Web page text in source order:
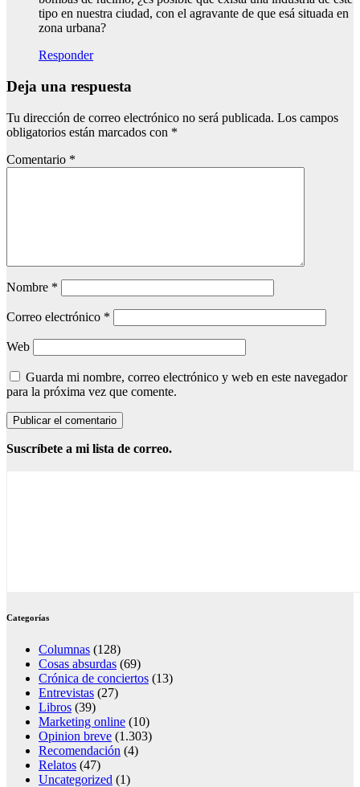
tipo en nuestra ciudad, con el agravante de que esá situada en
zona urbana?
Responder
Deja una respuesta
Tu dirección de correo electrónico no será publicada. Los campos
obligatorios están marcados con *
Comentario *
Nombre *
Correo electrónico *
Web
Guarda mi nombre, correo electrónico y web en este navegador
para la próxima vez que comente.
Suscríbete a mi lista de correo.
Categorías
Columnas (128)
Cosas absurdas (69)
Crónica de conciertos (13)
Entrevistas (27)
Libros (39)
Marketing online (10)
Opinion breve (1.303)
Recomendación (4)
Relatos (47)
Uncategorized (1)